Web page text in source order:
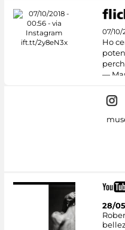
07/10/
Ho
—
28/